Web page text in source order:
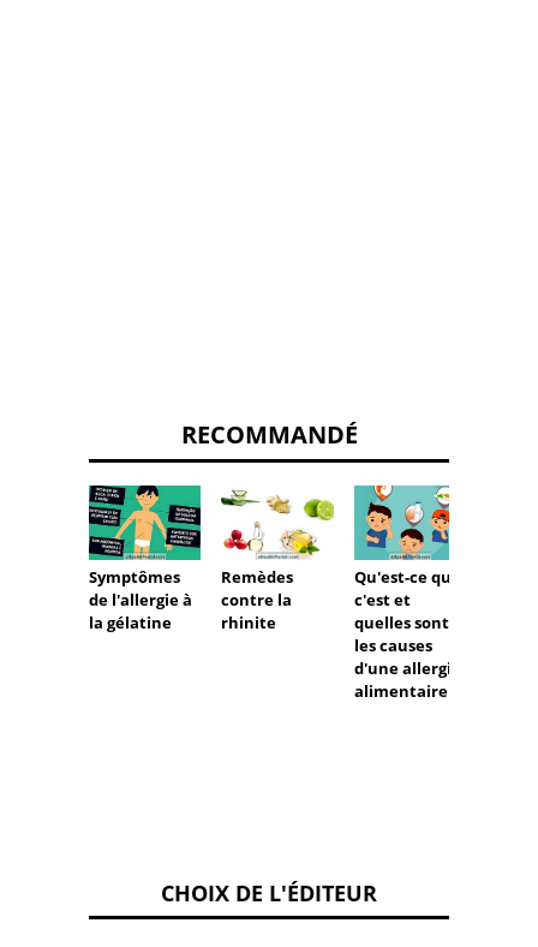
RECOMMANDÉ
Symptômes
de l'allergie à
la gélatine
Remèdes
contre la
rhinite
Qu'est-ce que
c'est et
quelles sont
les causes
d'une allergie
alimentaire
CHOIX DE L'ÉDITEUR